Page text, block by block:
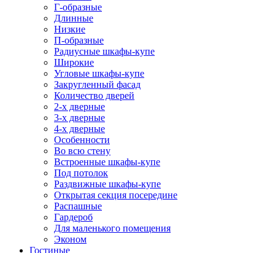
Г-образные
Длинные
Низкие
П-образные
Радиусные шкафы-купе
Широкие
Угловые шкафы-купе
Закругленный фасад
Количество дверей
2-х дверные
3-х дверные
4-х дверные
Особенности
Во всю стену
Встроенные шкафы-купе
Под потолок
Раздвижные шкафы-купе
Открытая секция посередине
Распашные
Гардероб
Для маленького помещения
Эконом
Гостиные